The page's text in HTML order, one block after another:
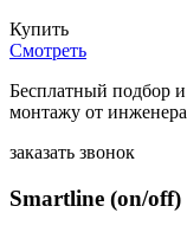
Купить
Смотреть
Бесплатный подбор
монтажу от
заказать звонок
Smartline (on/off)